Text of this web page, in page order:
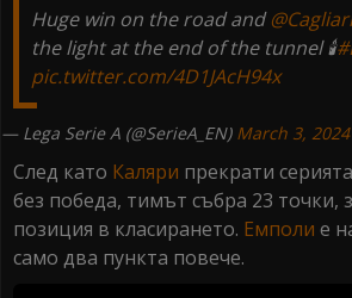
Huge win on the road and
the light at the end of the tunnel 🕯️
pic.twitter.com/4D1JAcH94x
— Lega Serie A (@SerieA_EN) March 3, 2024
След като Каляри прекрати
без победа, тимът събра 23 точки,
позиция в класирането. Емполи е
само два пункта повече.